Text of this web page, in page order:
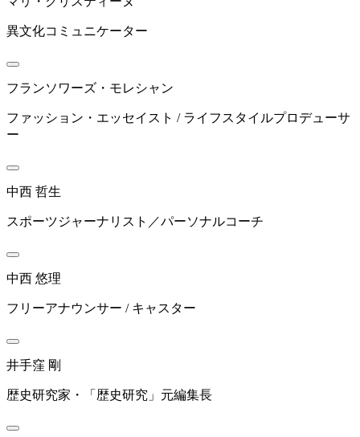
異文化コミュニケーター
フランソワーズ・モレシャン
ファッション・エッセイスト / ライフスタイルプロデューサ
ー
中西 哲生
スポーツジャーナリスト／パーソナルコーチ
中西 悠理
フリーアナウンサー / キャスター
井手窪 剛
歴史研究家・「歴史研究」元編集長